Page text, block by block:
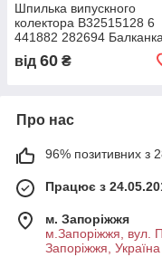
Шпилька випускного
колектора В32515128 6
441882 282694
Д3900
від 60 ₴
Про нас
96% позитивних з
Працює з
м. Запоріжжя
м.Запоріжжя, вул.
Запоріжжя, Україна